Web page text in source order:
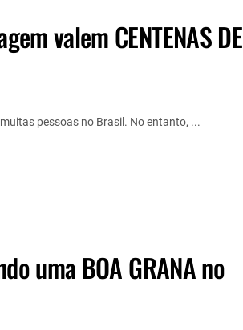
valem CENTENAS DE
pessoas no Brasil. No entanto, ...
uma BOA GRANA no